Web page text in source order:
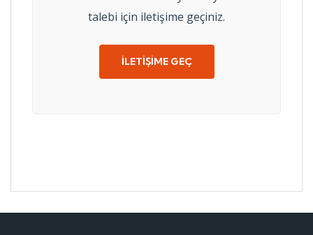
talebi için iletişime geçiniz.
İLETIŞIME GEÇ